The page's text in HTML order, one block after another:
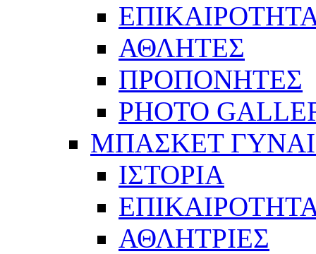
ΑΘΛΗΤΕΣ
ΠΡΟΠΟΝΗΤΕΣ
PHOTO
ΜΠΑΣΚΕΤ
ΙΣΤΟΡΙΑ
ΑΘΛΗΤΡΙΕΣ